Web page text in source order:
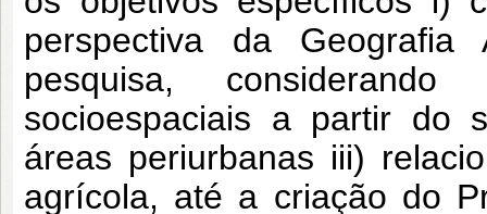
perspectiva da
pesquisa,
socioespaciais a partir do
áreas periurbanas iii)
agrícola, até a criação do